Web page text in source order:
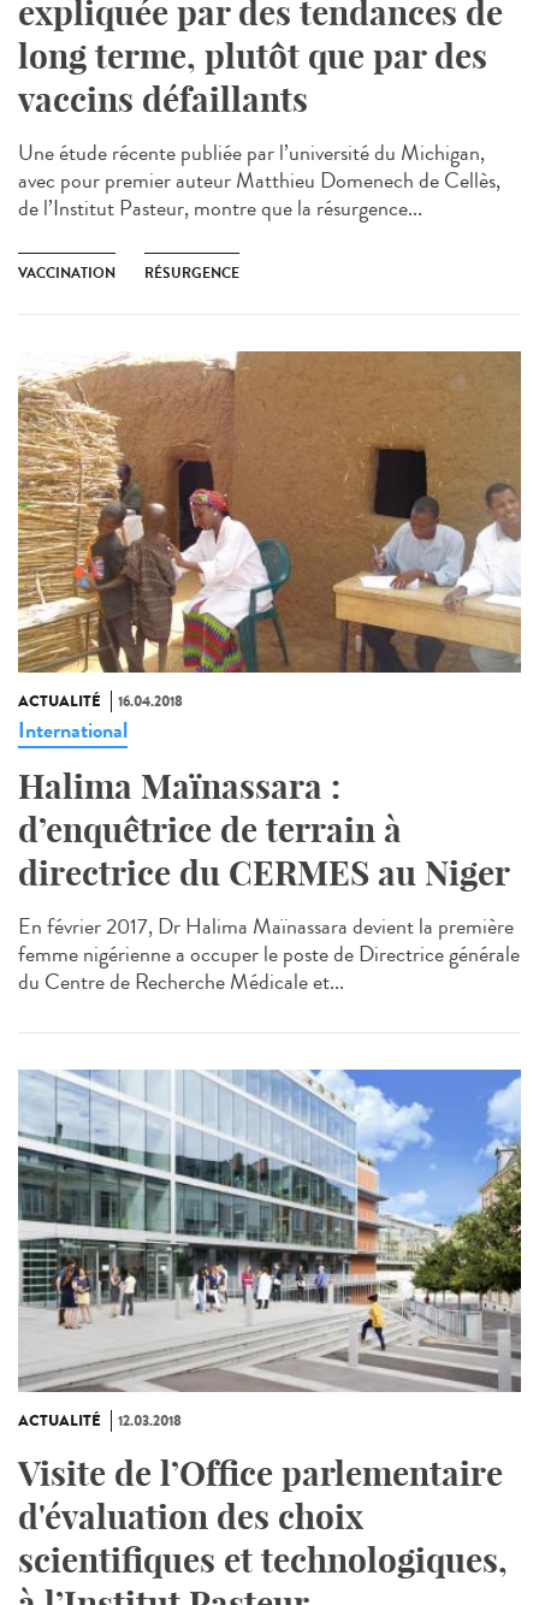
expliquée par des tendances de
long terme, plutôt que par des
vaccins défaillants
Une étude récente publiée par l’université du Michigan,
avec pour premier auteur Matthieu Domenech de Cellès,
de l’Institut Pasteur, montre que la résurgence...
VACCINATION RÉSURGENCE
ACTUALITÉ 16.04.2018
International
Halima Maïnassara :
d’enquêtrice de terrain à
directrice du CERMES au Niger
En février 2017, Dr Halima Maïnassara devient la première
femme nigérienne a occuper le poste de Directrice générale
du Centre de Recherche Médicale et...
ACTUALITÉ 12.03.2018
Visite de l’Office parlementaire
d'évaluation des choix
scientifiques et technologiques,